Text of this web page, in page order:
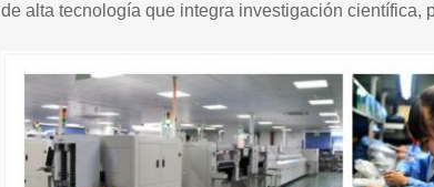
de alta tecnología que integra investigación científica,